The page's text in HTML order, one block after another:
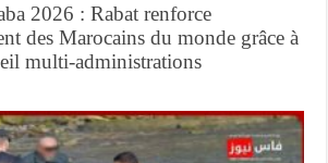
2026 : Rabat renforce
des Marocains du monde grâce à
multi-administrations